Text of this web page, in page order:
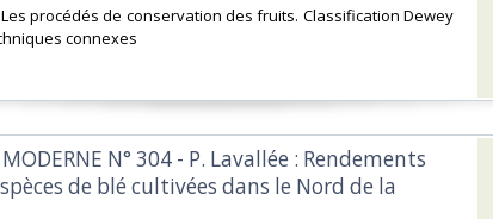
Les procédés de conservation des fruits. Classification Dewey
connexes‎
MODERNE N° 304 - P. Lavallée : Rendements
de blé cultivées dans le Nord de la